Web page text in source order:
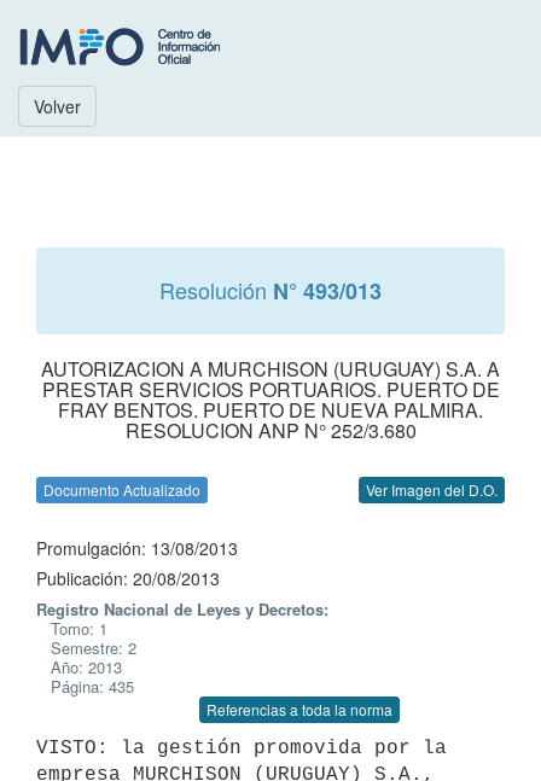
Volver
Resolución N° 493/013
AUTORIZACION A MURCHISON (URUGUAY) S.A. A
PRESTAR SERVICIOS PORTUARIOS. PUERTO DE
FRAY BENTOS. PUERTO DE NUEVA PALMIRA.
RESOLUCION ANP N° 252/3.680
Documento Actualizado Ver Imagen del D.O.
Promulgación: 13/08/2013
Publicación: 20/08/2013
Registro Nacional de Leyes y Decretos:
Tomo: 1
Semestre: 2
Año: 2013
Página: 435
Referencias a toda la norma
VISTO: la gestión promovida por la
empresa MURCHISON (URUGUAY) S.A.,